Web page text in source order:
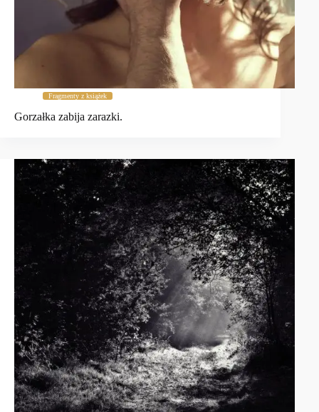
Fragmenty z książek
Gorzałka zabija zarazki.